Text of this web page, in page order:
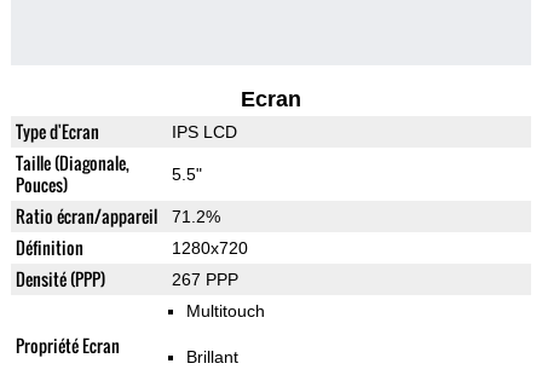
Ecran
Type d'Ecran IPS LCD
Taille (Diagonale,
Pouces)
5.5"
Ratio écran/appareil 71.2%
Définition 1280x720
Densité (PPP) 267 PPP
Propriété Ecran
Multitouch
Brillant